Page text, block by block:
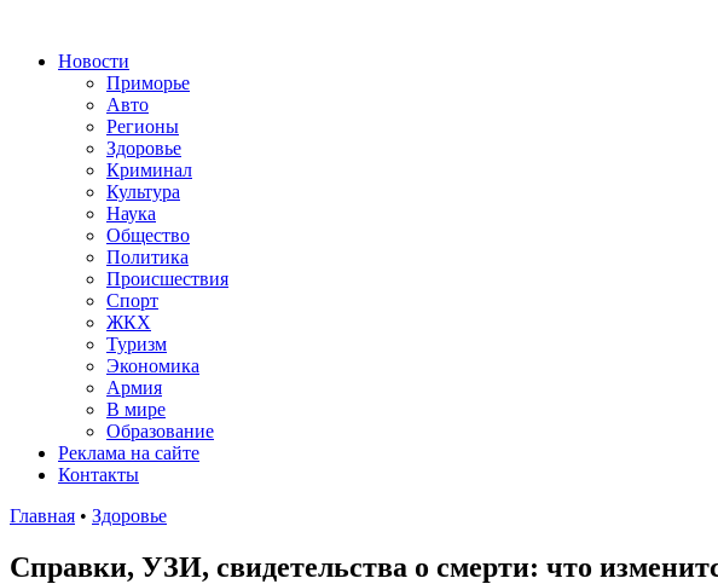
Новости
Приморье
Авто
Регионы
Здоровье
Криминал
Культура
Наука
Общество
Политика
Происшествия
Спорт
ЖКХ
Туризм
Экономика
Армия
В мире
Образование
Реклама на сайте
Контакты
Главная • Здоровье
Справки, УЗИ, свидетельства о смерти: что